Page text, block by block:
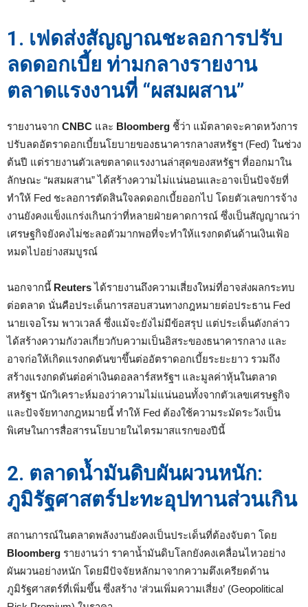
1. เฟดส่งสัญญาณชะลอการปรับ
ลดดอกเบี้ย ท่ามกลางรายงาน
ตลาดแรงงานที่ “ผสมผสาน”
รายงานจาก CNBC และ Bloomberg ชี้ว่า แม้ตลาดจะคาดหวังการ
ปรับลดอัตราดอกเบี้ยนโยบายของธนาคารกลางสหรัฐฯ (Fed) ในช่วง
ต้นปี แต่รายงานตัวเลขตลาดแรงงานล่าสุดของสหรัฐฯ ที่ออกมาใน
ลักษณะ “ผสมผสาน” ได้สร้างความไม่แน่นอนและอาจเป็นปัจจัยที่
ทำให้ Fed ชะลอการตัดสินใจลดดอกเบี้ยออกไป โดยตัวเลขการจ้าง
งานยังคงแข็งแกร่งเกินกว่าที่หลายฝ่ายคาดการณ์ ซึ่งเป็นสัญญาณว่า
เศรษฐกิจยังคงไม่ชะลอตัวมากพอที่จะทำให้แรงกดดันด้านเงินเฟ้อ
หมดไปอย่างสมบูรณ์
นอกจากนี้ Reutersได้รายงานถึงความเสี่ยงใหม่ที่อาจส่งผลกระทบ
ต่อตลาด นั่นคือประเด็นการสอบสวนทางกฎหมายต่อประธาน Fed
นายเจอโรม พาวเวลล์ ซึ่งแม้จะยังไม่มีข้อสรุป แต่ประเด็นดังกล่าว
ได้สร้างความกังวลเกี่ยวกับความเป็นอิสระของธนาคารกลาง และ
อาจก่อให้เกิดแรงกดดันขาขึ้นต่ออัตราดอกเบี้ยระยะยาว รวมถึง
สร้างแรงกดดันต่อค่าเงินดอลลาร์สหรัฐฯ และมูลค่าหุ้นในตลาด
สหรัฐฯ นักวิเคราะห์มองว่าความไม่แน่นอนทั้งจากตัวเลขเศรษฐกิจ
และปัจจัยทางกฎหมายนี้ ทำให้ Fed ต้องใช้ความระมัดระวังเป็น
พิเศษในการสื่อสารนโยบายในไตรมาสแรกของปีนี้
2. ตลาดน้ำมันดิบผันผวนหนัก:
ภูมิรัฐศาสตร์ปะทะอุปทานส่วนเกิน
สถานการณ์ในตลาดพลังงานยังคงเป็นประเด็นที่ต้องจับตา โดย
Bloomberg รายงานว่า ราคาน้ำมันดิบโลกยังคงเคลื่อนไหวอย่าง
ผันผวนอย่างหนัก โดยมีปัจจัยหลักมาจากความตึงเครียดด้าน
ภูมิรัฐศาสตร์ที่เพิ่มขึ้น ซึ่งสร้าง ‘ส่วนเพิ่มความเสี่ยง’ (Geopolitical